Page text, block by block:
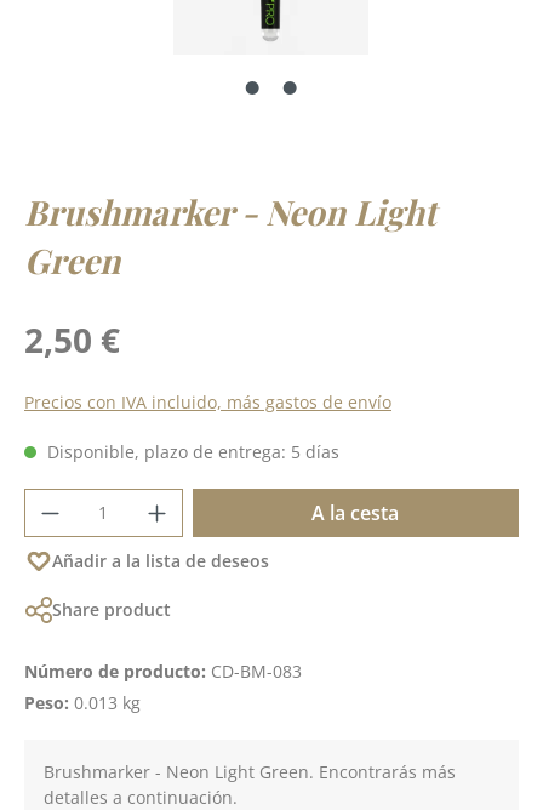
Brushmarker - Neon Light
Green
Precio normal:
2,50 €
Precios con IVA incluido, más gastos de envío
Disponible, plazo de entrega: 5 días
Cantidad del producto: introduce la
A la cesta
Añadir a la lista de deseos
Share product
Número de producto: CD-BM-083
Peso: 0.013 kg
Brushmarker - Neon Light Green. Encontrarás más
detalles a continuación.